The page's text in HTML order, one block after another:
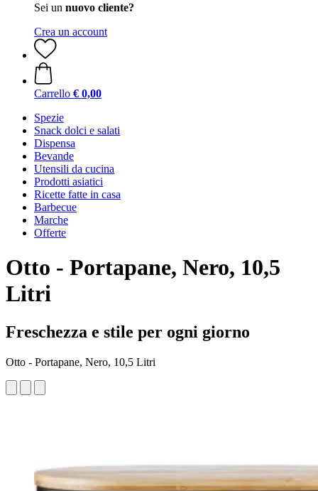
Sei un nuovo cliente?
Crea un account
Carrello € 0,00
Spezie
Snack dolci e salati
Dispensa
Bevande
Utensili da cucina
Prodotti asiatici
Ricette fatte in casa
Barbecue
Marche
Offerte
Otto - Portapane, Nero, 10,5
Litri
Freschezza e stile per ogni giorno
Otto - Portapane, Nero, 10,5 Litri